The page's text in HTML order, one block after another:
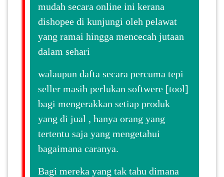
mudah secara online ini kerana
dishopee di kunjungi oleh pelawat
yang ramai hingga mencecah jutaan
dalam sehari
walaupun dafta secara percuma tepi
seller masih perlukan softwere [tool]
bagi mengerakkan setiap produk
yang di jual , hanya orang yang
tertentu saja yang mengetahui
bagaimana caranya.
Bagi mereka yang tak tahu dimana
SEMBILAN(10)
TERENGGANU(12)
SABAH(0)
SARAWAK(2)